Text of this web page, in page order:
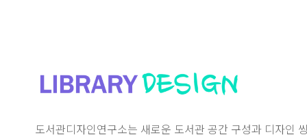
도서관디자인연구소는 새로운 도서관 공간 구성과 디자인